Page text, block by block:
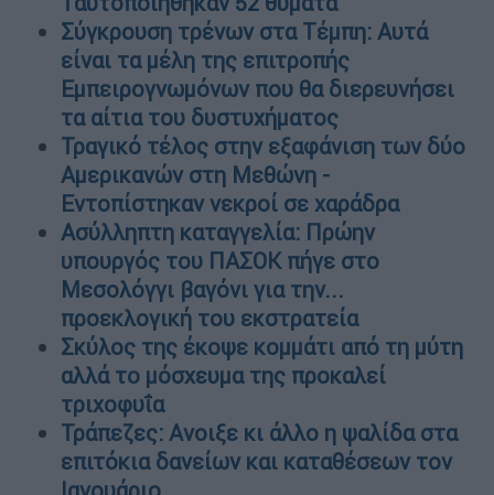
Σύγκρουση τρένων στα Τέμπη: Αυτά
είναι τα μέλη της επιτροπής
Εμπειρογνωμόνων που θα διερευνήσει
τα αίτια του δυστυχήματος
Τραγικό τέλος στην εξαφάνιση των δύο
Αμερικανών στη Μεθώνη -
Εντοπίστηκαν νεκροί σε χαράδρα
Ασύλληπτη καταγγελία: Πρώην
υπουργός του ΠΑΣΟΚ πήγε στο
Μεσολόγγι βαγόνι για την...
προεκλογική του εκστρατεία
Σκύλος της έκοψε κομμάτι από τη μύτη
αλλά το μόσχευμα της προκαλεί
τριχοφυΐα
Τράπεζες: Ανοιξε κι άλλο η ψαλίδα στα
επιτόκια δανείων και καταθέσεων τον